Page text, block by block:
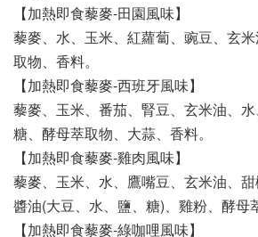
【加熱即食藜麥-田園風味】
藜麥、水、玉米、紅蘿蔔、豌豆、玄
取物、香料。
【加熱即食藜麥-西班牙風味】
藜麥、玉米、番茄、腎豆、玄米油、水
糖、酵母萃取物、大蒜、香料。
【加熱即食藜麥-雞肉風味】
藜麥、玉米、水、鷹嘴豆、玄米油、甜
醬油(大豆、水、鹽、糖)、雞粉、酵母
【加熱即食藜麥-綠咖哩風味】